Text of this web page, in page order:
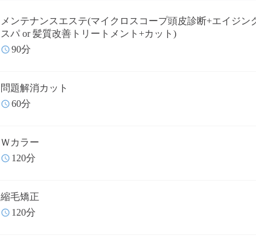
メンテナンスエステ(マイクロスコープ頭皮診断+エイジン
スパ or 髪質改善トリートメント+カット)
90分
問題解消カット
60分
Ｗカラー
120分
縮毛矯正
120分